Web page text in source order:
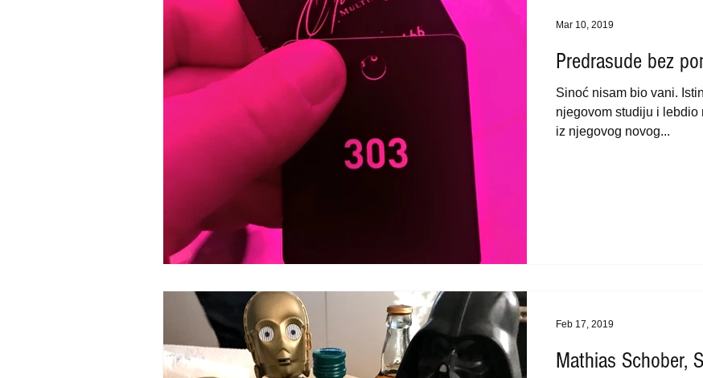
Predrasude bez
Sinoć nisam bio vani.
njegovom studiju i
iz njegovog novog...
Mar 10, 2019
Mathias Schober,
Feb 17, 2019